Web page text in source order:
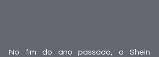
No fim do ano passado, a Shein